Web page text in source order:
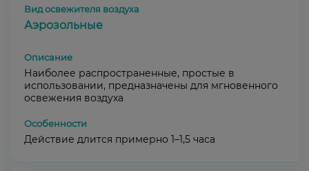
Аэрозольные
Наиболее распространенные, простые в
использовании, предназначены для мгновенного
освежения воздуха
Действие длится примерно 1–1,5 часа